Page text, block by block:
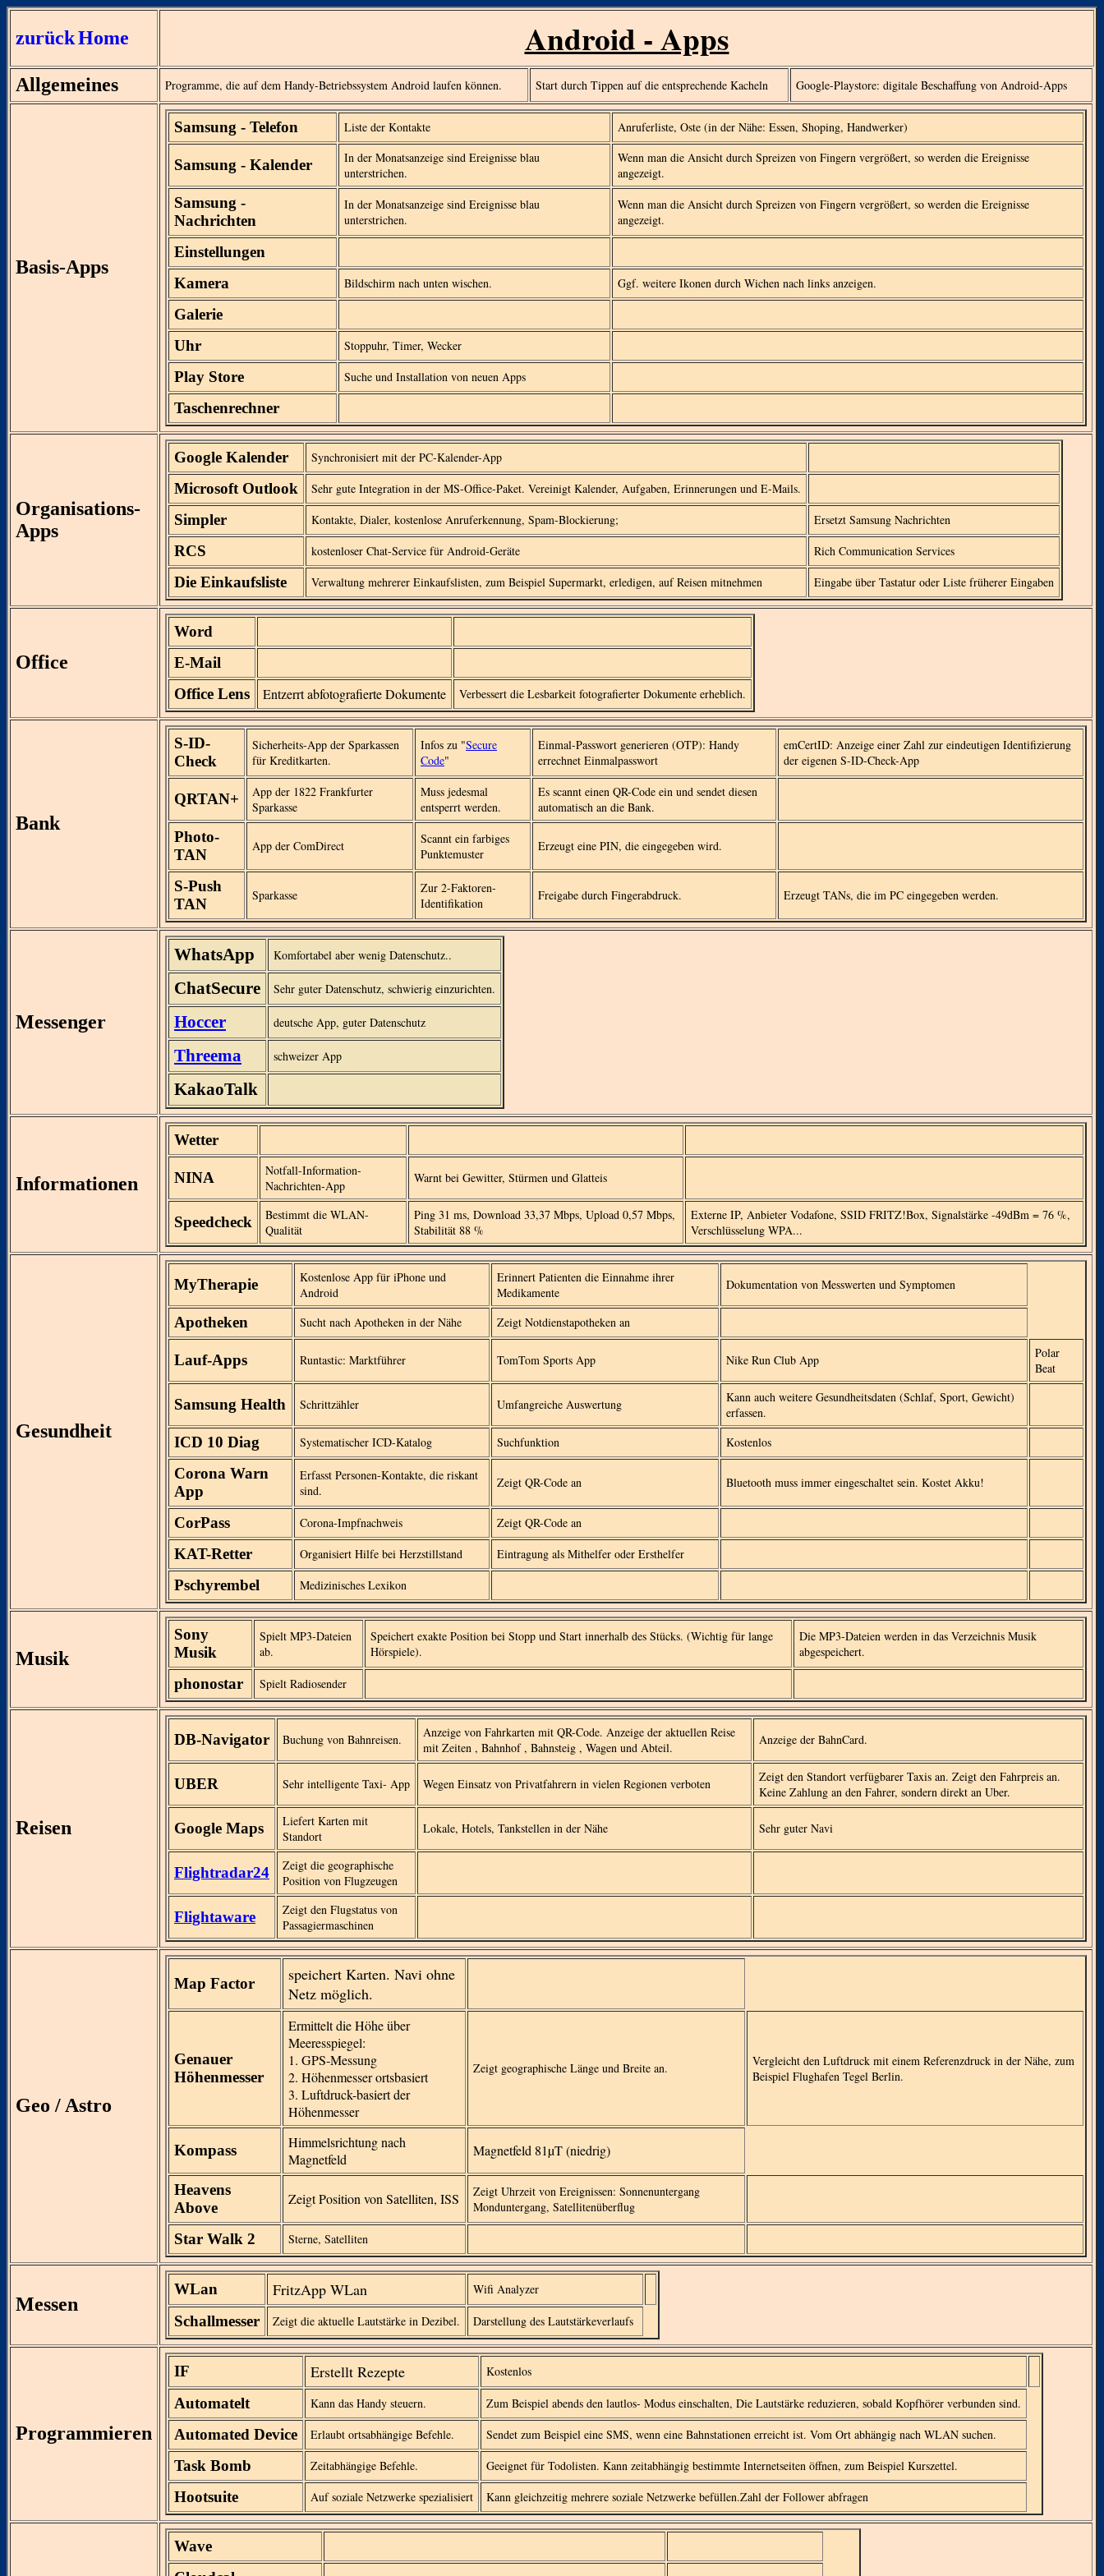
zurückHome Android - Apps
Allgemeines Programme, die auf dem Handy-Betriebssystem Android laufen können. Start durch Tippen auf die entsprechende Kacheln Google-Playstore: digitale Beschaffung von Android-Apps
Basis-Apps
Samsung - Telefon Liste der Kontakte Anruferliste, Oste (in der Nähe: Essen, Shoping, Handwerker)
Samsung - Kalender
In der Monatsanzeige sind Ereignisse blau
unterstrichen.
Wenn man die Ansicht durch Spreizen von Fingern vergrößert, so werden die Ereignisse
angezeigt.
Samsung -
Nachrichten
In der Monatsanzeige sind Ereignisse blau
unterstrichen.
Wenn man die Ansicht durch Spreizen von Fingern vergrößert, so werden die Ereignisse
angezeigt.
Einstellungen
Kamera
Bildschirm nach unten wischen. Ggf. weitere Ikonen durch Wichen nach links anzeigen.
Galerie
Uhr
Stoppuhr, Timer, Wecker
Play Store Suche und Installation von neuen Apps
Taschenrechner
Organisations-
Apps
Google Kalender Synchronisiert mit der PC-Kalender-App
Microsoft Outlook Sehr gute Integration in der MS-Office-Paket. Vereinigt Kalender, Aufgaben, Erinnerungen und E-Mails.
Simpler Kontakte, Dialer, kostenlose Anruferkennung, Spam-Blockierung; Ersetzt Samsung Nachrichten
RCS kostenloser Chat-Service für Android-Geräte Rich Communication Services
Die Einkaufsliste Verwaltung mehrerer Einkaufslisten, zum Beispiel Supermarkt, erledigen, auf Reisen mitnehmen Eingabe über Tastatur oder Liste früherer Eingaben
Office
Word
E-Mail
Office Lens
Entzerrt abfotografierte Dokumente Verbessert die Lesbarkeit fotografierter Dokumente erheblich.
Bank
S-ID-
Check
Sicherheits-App der Sparkassen
für Kreditkarten.
Infos zu "Secure
Code"
Einmal-Passwort generieren (OTP): Handy
errechnet Einmalpasswort
emCertID: Anzeige einer Zahl zur eindeutigen Identifizierung
der eigenen S-ID-Check-App
QRTAN+
App der 1822 Frankfurter
Sparkasse
Muss jedesmal
entsperrt werden.
Es scannt einen QR-Code ein und sendet diesen
automatisch an die Bank.
Photo-
TAN
App der ComDirect
Scannt ein farbiges
Punktemuster
Erzeugt eine PIN, die eingegeben wird.
S-Push
TAN
Sparkasse
Zur 2-Faktoren-
Identifikation
Freigabe durch Fingerabdruck. Erzeugt TANs, die im PC eingegeben werden.
Messenger
WhatsApp Komfortabel aber wenig Datenschutz..
ChatSecure Sehr guter Datenschutz, schwierig einzurichten.
Hoccer deutsche App, guter Datenschutz
Threema schweizer App
KakaoTalk
Informationen
Wetter
NINA
Notfall-Information-
Nachrichten-App
Warnt bei Gewitter, Stürmen und Glatteis
Speedcheck
Bestimmt die WLAN-
Qualität
Ping 31 ms, Download 33,37 Mbps, Upload 0,57 Mbps,
Stabilität 88 %
Externe IP, Anbieter Vodafone, SSID FRITZ!Box, Signalstärke -49dBm = 76 %,
Verschlüsselung WPA...
Gesundheit
MyTherapie
Kostenlose App für iPhone und
Android
Erinnert Patienten die Einnahme ihrer
Medikamente
Dokumentation von Messwerten und Symptomen
Apotheken Sucht nach Apotheken in der Nähe Zeigt Notdienstapotheken an
Lauf-Apps Runtastic: Marktführer TomTom Sports App Nike Run Club App
Polar
Beat
Samsung Health Schrittzähler Umfangreiche Auswertung
Kann auch weitere Gesundheitsdaten (Schlaf, Sport, Gewicht)
erfassen.
ICD 10 Diag Systematischer ICD-Katalog Suchfunktion Kostenlos
Corona Warn
App
Erfasst Personen-Kontakte, die riskant
sind.
Zeigt QR-Code an Bluetooth muss immer eingeschaltet sein. Kostet Akku!
CorPass Corona-Impfnachweis Zeigt QR-Code an
KAT-Retter Organisiert Hilfe bei Herzstillstand Eintragung als Mithelfer oder Ersthelfer
Pschyrembel Medizinisches Lexikon
Musik
Sony
Musik
Spielt MP3-Dateien
ab.
Speichert exakte Position bei Stopp und Start innerhalb des Stücks. (Wichtig für lange
Hörspiele).
Die MP3-Dateien werden in das Verzeichnis Musik
abgespeichert.
phonostar Spielt Radiosender
Reisen
DB-Navigator Buchung von Bahnreisen.
Anzeige von Fahrkarten mit QR-Code. Anzeige der aktuellen Reise
mit Zeiten , Bahnhof , Bahnsteig , Wagen und Abteil.
Anzeige der BahnCard.
UBER Sehr intelligente Taxi- App Wegen Einsatz von Privatfahrern in vielen Regionen verboten
Zeigt den Standort verfügbarer Taxis an. Zeigt den Fahrpreis an.
Keine Zahlung an den Fahrer, sondern direkt an Uber.
Google Maps
Liefert Karten mit
Standort
Lokale, Hotels, Tankstellen in der Nähe Sehr guter Navi
Flightradar24
Zeigt die geographische
Position von Flugzeugen
Flightaware
Zeigt den Flugstatus von
Passagiermaschinen
Geo / Astro
Map Factor
speichert Karten. Navi ohne
Netz möglich.
Genauer
Höhenmesser
Ermittelt die Höhe über
Meeresspiegel:
1. GPS-Messung
2. Höhenmesser ortsbasiert
3. Luftdruck-basiert der
Höhenmesser
Zeigt geographische Länge und Breite an.
Vergleicht den Luftdruck mit einem Referenzdruck in der Nähe, zum
Beispiel Flughafen Tegel Berlin.
Kompass
Himmelsrichtung nach
Magnetfeld
Magnetfeld 81µT (niedrig)
Heavens
Above
Zeigt Position von Satelliten, ISS
Zeigt Uhrzeit von Ereignissen: Sonnenuntergang
Monduntergang, Satellitenüberflug
Star Walk 2 Sterne, Satelliten
Messen
WLan FritzApp WLan Wifi Analyzer
Schallmesser Zeigt die aktuelle Lautstärke in Dezibel. Darstellung des Lautstärkeverlaufs
Programmieren
IF Erstellt Rezepte Kostenlos
Automatelt Kann das Handy steuern. Zum Beispiel abends den lautlos- Modus einschalten, Die Lautstärke reduzieren, sobald Kopfhörer verbunden sind.
Automated Device Erlaubt ortsabhängige Befehle. Sendet zum Beispiel eine SMS, wenn eine Bahnstationen erreicht ist. Vom Ort abhängig nach WLAN suchen.
Task Bomb Zeitabhängige Befehle. Geeignet für Todolisten. Kann zeitabhängig bestimmte Internetseiten öffnen, zum Beispiel Kurszettel.
Hootsuite Auf soziale Netzwerke spezialisiert Kann gleichzeitig mehrere soziale Netzwerke befüllen.Zahl der Follower abfragen
Wave